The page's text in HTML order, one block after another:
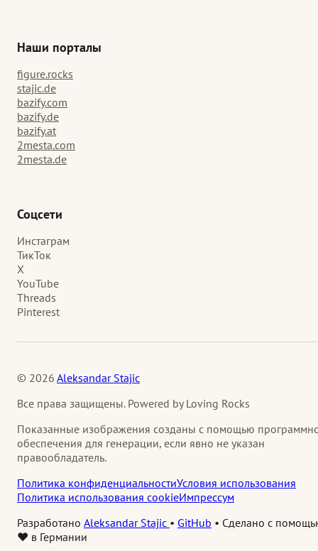
Наши порталы
figure.rocks
stajic.de
bazify.com
bazify.de
bazify.at
2mesta.com
2mesta.de
Соцсети
Инстаграм
ТикТок
X
YouTube
Threads
Pinterest
© 2026 Aleksandar Stajic
Все права защищены. Powered by Loving Rocks
Показанные изображения созданы с помощью
обеспечения для генерации, если явно не указан
правообладатель.
Политика конфиденциальностиУсловия использования
Политика использования cookieИмпрессум
Разработано Aleksandar Stajic • GitHub • Сделано с
❤️ в Германии